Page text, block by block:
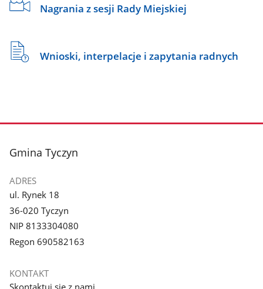
Nagrania z sesji Rady Miejskiej
Wnioski, interpelacje i zapytania radnych
stopka
Gmina Tyczyn
ADRES
ul. Rynek 18
36-020 Tyczyn
NIP 8133304080
Regon 690582163
KONTAKT
Skontaktuj się z nami